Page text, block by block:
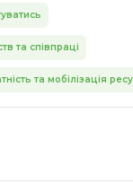
та співпраці
та мобілізація